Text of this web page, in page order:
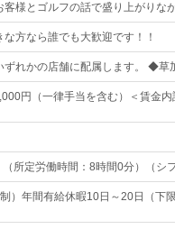
様とゴルフの話で盛り上がりな
方なら誰でも大歓迎です！！
ずれかの店舗に配属します。 ◆
円（一律手当を含む）＜賃金
（所定労働時間：8時間0分）（
）年間有給休暇10日～20日（下